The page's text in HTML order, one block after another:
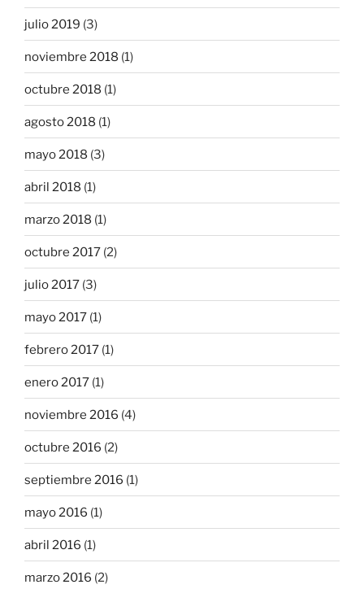
julio 2019 (3)
noviembre 2018 (1)
octubre 2018 (1)
agosto 2018 (1)
mayo 2018 (3)
abril 2018 (1)
marzo 2018 (1)
octubre 2017 (2)
julio 2017 (3)
mayo 2017 (1)
febrero 2017 (1)
enero 2017 (1)
noviembre 2016 (4)
octubre 2016 (2)
septiembre 2016 (1)
mayo 2016 (1)
abril 2016 (1)
marzo 2016 (2)